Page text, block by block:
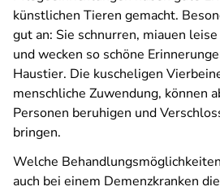
künstlichen Tieren gemacht.
gut an: Sie schnurren, miauen
und wecken so schöne
Haustier. Die kuscheligen
menschliche Zuwendung, können
Personen beruhigen und
bringen.
Welche
auch bei einem Demenzkranken